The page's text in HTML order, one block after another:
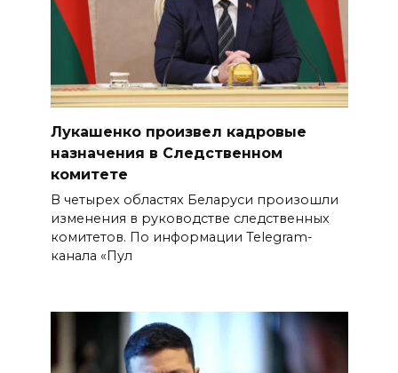
Лукашенко произвел кадровые
назначения в Следственном
комитете
В четырех областях Беларуси произошли
изменения в руководстве следственных
комитетов. По информации Telegram-
канала «Пул